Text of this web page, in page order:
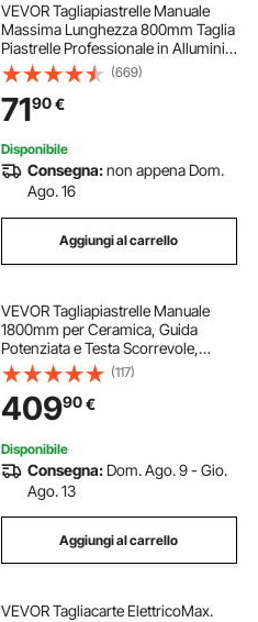
VEVOR Tagliapiastrelle Manuale
Massima Lunghezza 800mm Taglia
Piastrelle Professionale in Alluminio
per Tagliare Tutti I Tipi di Piastrelle,
Comprese Piastrelle in Ceramica,
Gres Porcellanato
(669)
7190€
Disponibile
Consegna:non appena Dom.
Ago. 16
Aggiungi al carrello
VEVOR Tagliapiastrelle Manuale
1800mm per Ceramica, Guida
Potenziata e Testa Scorrevole,
Disco da Taglio in Carburo di
Tungsteno, per Professionisti Fai
Da Te Piastrelle Mattonelle
Pavimenti Muri
(117)
40990€
Disponibile
Consegna: Dom. Ago. 9 - Gio.
Ago. 13
Aggiungi al carrello
VEVOR Tagliacarte ElettricoMax.